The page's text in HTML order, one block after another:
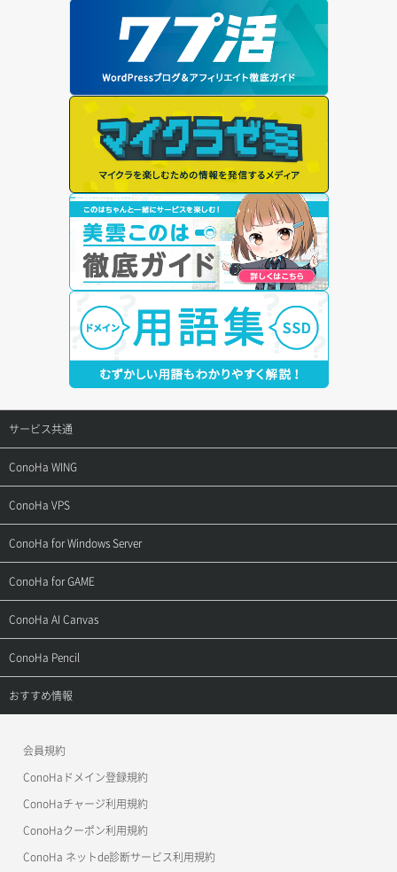
サービス共通
サポートトップ
ご契約・お支払い
用語集
お問い合わせ
ConoHa WING
サポートトップ
ご利用ガイド
お乗り換えガイド
よくある質問
ConoHa VPS
サポートトップ
ご利用ガイド
APIドキュメントVPS2.0
APIドキュメントVPS3.0
ConoHa for Windows Server
サポートトップ
ご利用ガイド
APIドキュメントVPS2.0
APIドキュメントVPS3.0
ConoHa for GAME
サポートトップ
ご利用ガイド
ConoHa AI Canvas
サポートトップ
ご利用ガイド
ConoHa Pencil
サポートトップ
おすすめ情報
美雲このは徹底ガイド
会員規約
ConoHaドメイン登録規約
ConoHaチャージ利用規約
ConoHaクーポン利用規約
ConoHa ネットde診断サービス利用規約